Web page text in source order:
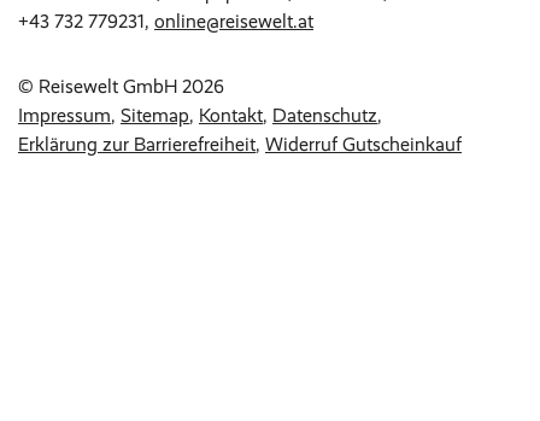
+43 732 779231, online@reisewelt.at
© Reisewelt GmbH 2026
Impressum Sitemap Kontakt Datenschutz
Erklärung zur Barrierefreiheit Widerruf Gutscheinkauf